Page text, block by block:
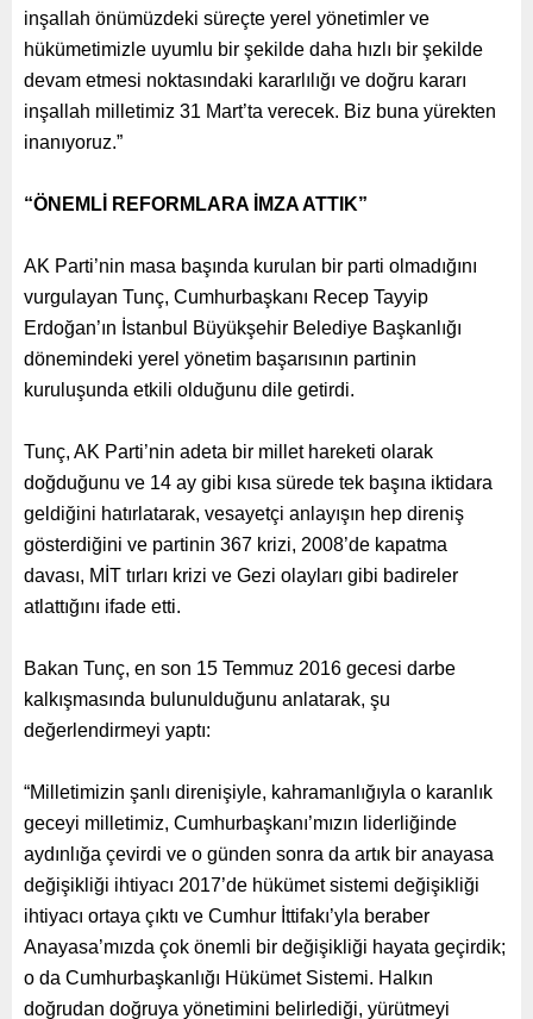
inşallah önümüzdeki süreçte yerel yönetimler ve
hükümetimizle uyumlu bir şekilde daha hızlı bir şekilde
devam etmesi noktasındaki kararlılığı ve doğru kararı
inşallah milletimiz 31 Mart’ta verecek. Biz buna yürekten
inanıyoruz.”
“ÖNEMLİ REFORMLARA İMZA ATTIK”
AK Parti’nin masa başında kurulan bir parti olmadığını
vurgulayan Tunç, Cumhurbaşkanı Recep Tayyip
Erdoğan’ın İstanbul Büyükşehir Belediye Başkanlığı
dönemindeki yerel yönetim başarısının partinin
kuruluşunda etkili olduğunu dile getirdi.
Tunç, AK Parti’nin adeta bir millet hareketi olarak
doğduğunu ve 14 ay gibi kısa sürede tek başına iktidara
geldiğini hatırlatarak, vesayetçi anlayışın hep direniş
gösterdiğini ve partinin 367 krizi, 2008’de kapatma
davası, MİT tırları krizi ve Gezi olayları gibi badireler
atlattığını ifade etti.
Bakan Tunç, en son 15 Temmuz 2016 gecesi darbe
kalkışmasında bulunulduğunu anlatarak, şu
değerlendirmeyi yaptı:
“Milletimizin şanlı direnişiyle, kahramanlığıyla o karanlık
geceyi milletimiz, Cumhurbaşkanı’mızın liderliğinde
aydınlığa çevirdi ve o günden sonra da artık bir anayasa
değişikliği ihtiyacı 2017’de hükümet sistemi değişikliği
ihtiyacı ortaya çıktı ve Cumhur İttifakı’yla beraber
Anayasa’mızda çok önemli bir değişikliği hayata geçirdik;
o da Cumhurbaşkanlığı Hükümet Sistemi. Halkın
doğrudan doğruya yönetimini belirlediği, yürütmeyi